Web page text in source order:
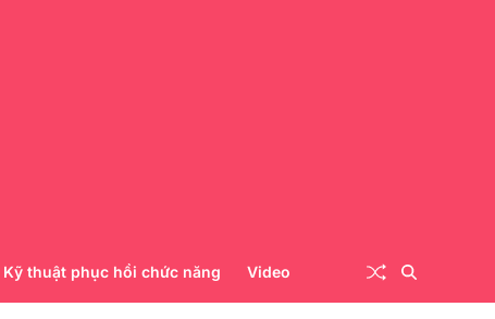
Kỹ thuật phục hồi chức năng Video